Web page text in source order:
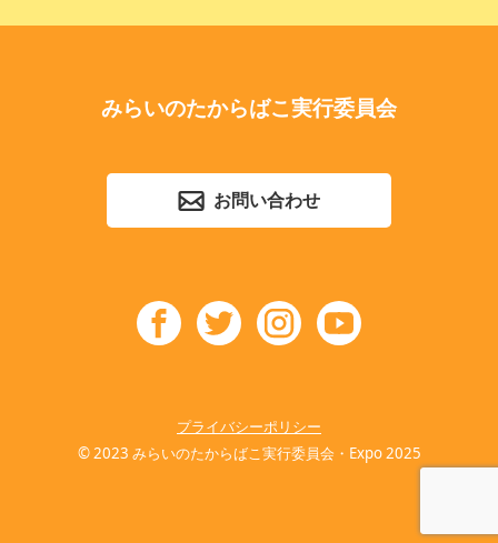
みらいのたからばこ実行委員会
お問い合わせ
プライバシーポリシー
© 2023 みらいのたからばこ実行委員会・Expo 2025